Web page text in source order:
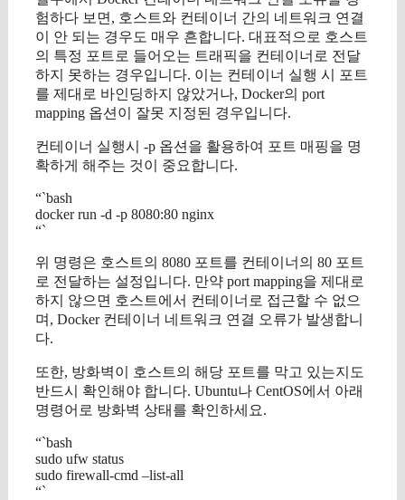
험하다 보면, 호스트와 컨테이너 간의 네트워크 연결
이 안 되는 경우도 매우 흔합니다. 대표적으로 호스트
의 특정 포트로 들어오는 트래픽을 컨테이너로 전달
하지 못하는 경우입니다. 이는 컨테이너 실행 시 포트
를 제대로 바인딩하지 않았거나, Docker의 port
mapping 옵션이 잘못 지정된 경우입니다.
컨테이너 실행시 -p 옵션을 활용하여 포트 매핑을 명
확하게 해주는 것이 중요합니다.
“`bash
docker run -d -p 8080:80 nginx
“`
위 명령은 호스트의 8080 포트를 컨테이너의 80 포트
로 전달하는 설정입니다. 만약 port mapping을 제대로
하지 않으면 호스트에서 컨테이너로 접근할 수 없으
며, Docker 컨테이너 네트워크 연결 오류가 발생합니
다.
또한, 방화벽이 호스트의 해당 포트를 막고 있는지도
반드시 확인해야 합니다. Ubuntu나 CentOS에서 아래
명령어로 방화벽 상태를 확인하세요.
“`bash
sudo ufw status
sudo firewall-cmd –list-all
“`